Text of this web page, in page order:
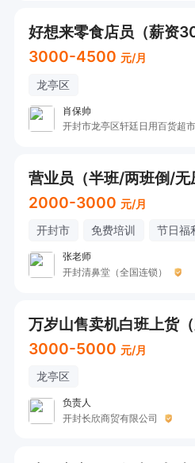
3000-4500 元/月
龙亭区
肖保帅
营业员（半班/两班倒/无
2000-3000 元/月
开封市 免费培训 节日福
张老师
开封清鼻堂（全国连锁）
万岁山售卖机白班上货
3000-5000 元/月
龙亭区
负责人
开封长欣商贸有限公司